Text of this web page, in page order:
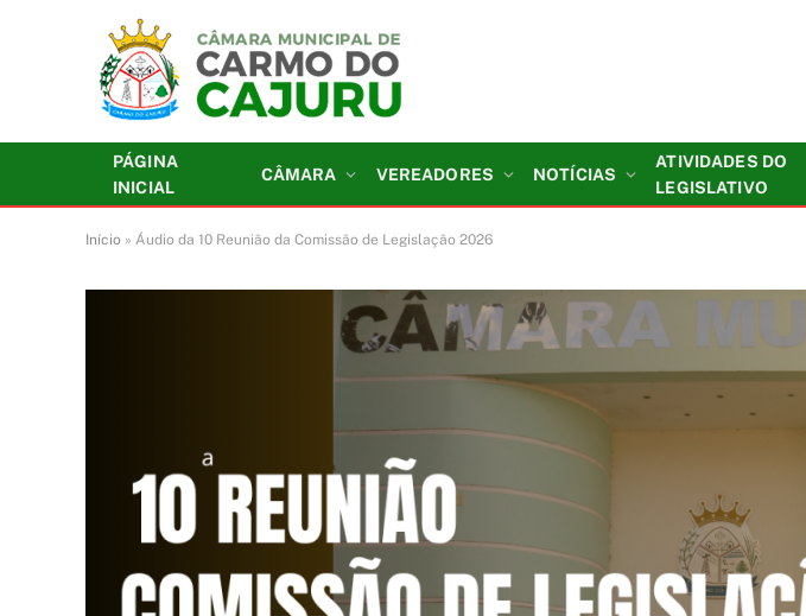
PÁGINA
INICIAL
CÂMARA VEREADORES NOTÍCIAS
ATIVIDADES DO
LEGISLATIVO
Início » Áudio da 10 Reunião da Comissão de Legislação 2026